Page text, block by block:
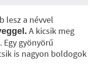
lesz a névvel
A kicsik meg
gyönyörű
is nagyon boldogok